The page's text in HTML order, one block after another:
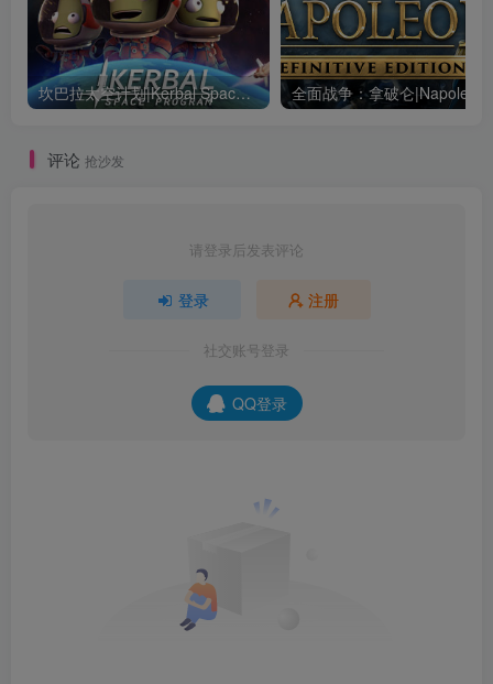
坎巴拉太空计划|Kerbal Space Program|1.12.5.3190|整合全DLC
评论 抢沙发
请登录后发表评论
登录 注册
社交账号登录
QQ登录